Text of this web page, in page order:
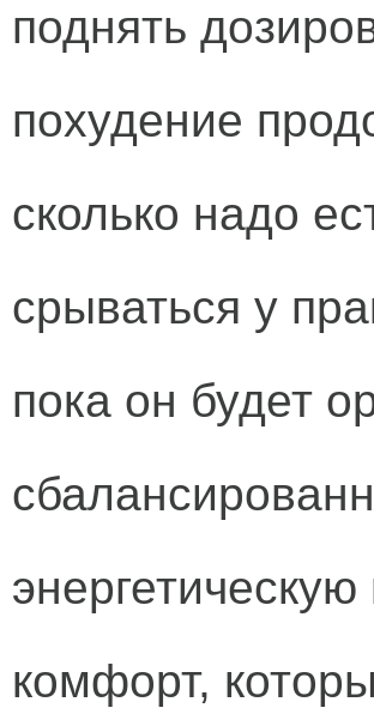
поднять
похудение
сколько надо
срываться у
пока он будет
комфорт,